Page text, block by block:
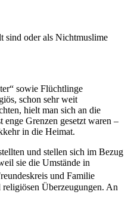
sind oder als Nichtmuslime
sowie Flüchtlinge
schon sehr weit
hielt man sich an die
Grenzen gesetzt waren –
in die Heimat.
und stellen sich im Bezug
sie die Umstände in
und Familie
Überzeugungen. An